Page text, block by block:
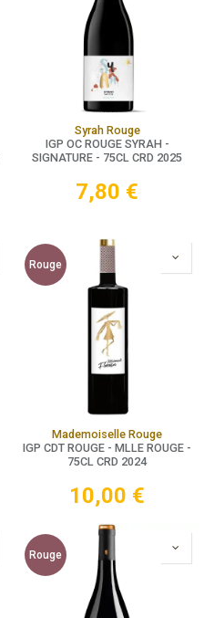
Syrah Rouge
IGP OC ROUGE SYRAH -
SIGNATURE - 75CL CRD 2025
7,80 €
Rouge
Mademoiselle Rouge
IGP CDT ROUGE - MLLE ROUGE -
75CL CRD 2024
10,00 €
Rouge